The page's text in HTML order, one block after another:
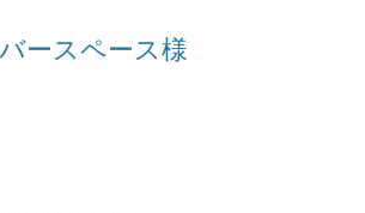
ースペース様